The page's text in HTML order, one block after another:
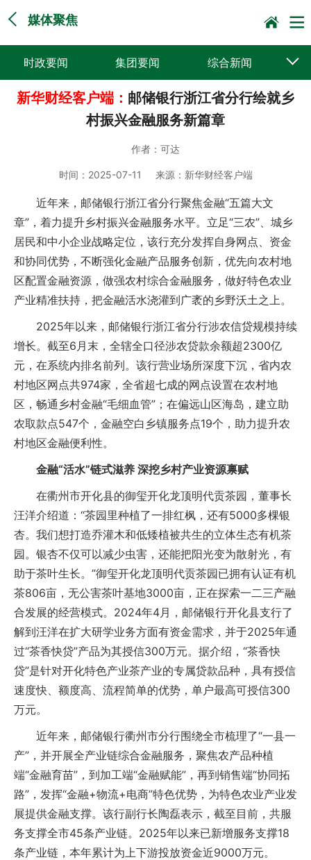
媒体聚焦
时政要闻 集团要闻 综合新闻
媒体聚焦 党建动态 普遍服务
集邮报道
新华财经客户端： 邮储银行浙江省分行绘就乡
村振兴金融服务新篇章
作者： 可达
时间： 2025-07-11 来源： 新华财经客户端
近年来，邮储银行浙江省分行聚焦金融“五篇大文
章”，着力提升乡村振兴金融服务水平。立足“三农”、城乡
居民和中小企业战略定位，该行充分发挥自身网点、资金
和协同优势，不断强化金融产品服务创新，优先向农村地
区配置金融资源，做强农村综合金融服务，做好特色农业
产业精准扶持，把金融活水浇灌到广袤的乡野沃土之上。
2025年以来，邮储银行浙江省分行涉农信贷规模持续
增长。截至6月末，全辖全口径涉农贷款余额超2300亿
元，在系统内排名前列。该行营业场所深度下沉，省内农
村地区网点共974家，全省超七成的网点设置在农村地
区，畅通乡村金融“毛细血管”；在偏远山区海岛，建立助
农取款点547个，金融空白乡镇服务点19个，助力提升农
村地区金融便利性。
金融“活水”链式滋养 深挖乡村产业资源禀赋
在衢州市开化县的御玺开化龙顶明代贡茶园，董事长
汪洋介绍道：“茶园里种植了一排红枫，还有5000多棵银
杏。我们想打造乔灌木和低矮植被共生的立体生态有机茶
园。银杏不仅可以减少虫害，还能把阳光变为散射光，有
助于茶叶生长。”御玺开化龙顶明代贡茶园已拥有认证有机
茶806亩，无公害茶叶基地3000亩，正在探索一二三产融
合发展的经营模式。2024年4月，邮储银行开化县支行了
解到汪洋在扩大研学业务方面有资金需求，并于2025年通
过“茶香快贷”产品为其授信300万元。据介绍，“茶香快
贷”是针对开化特色产业茶产业的专属贷款品种，具有授信
速度快、额度高、流程简单的优势，单户最高可授信300
万元。
近年来，邮储银行衢州市分行围绕全市梳理了“一县一
产”，并开展全产业链综合金融服务，聚焦农产品种植
端“金融育苗”，到加工端“金融赋能”，再到销售端“协同拓
路”，发挥“金融+物流+电商”特色优势，为特色农业产业发
展提供金融支撑。该行副行长陶磊表示，截至目前，共服
务支撑全市45条产业链。2025年以来已新增服务支撑18
条产业链，本年累计为上下游投放资金近9000万元。